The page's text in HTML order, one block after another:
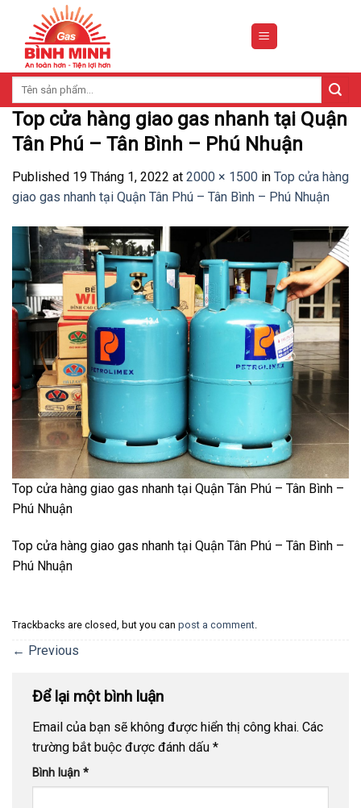
content
Top cửa hàng giao gas nhanh tại Quận
Tân Phú – Tân Bình – Phú Nhuận
Published 19 Tháng 1, 2022 at 2000 × 1500 in Top cửa hàng
giao gas nhanh tại Quận Tân Phú – Tân Bình – Phú Nhuận
Top cửa hàng giao gas nhanh tại Quận Tân Phú – Tân Bình –
Phú Nhuận
Top cửa hàng giao gas nhanh tại Quận Tân Phú – Tân Bình –
Phú Nhuận
Trackbacks are closed, but you can post a comment.
← Previous
Để lại một bình luận
Email của bạn sẽ không được hiển thị công khai. Các
trường bắt buộc được đánh dấu *
Bình luận *